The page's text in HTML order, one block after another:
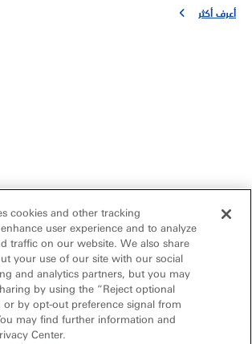
أعرف أكثر
cookies and other tracking
user experience and to analyze
traffic on our website. We also share
your use of our site with our social
and analytics partners, but you may
by using the “Reject optional
by opt-out preference signal from
may find further information and
Center.